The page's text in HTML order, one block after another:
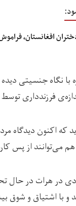
افغانستان،
با نگاه جنسیتی
فرزندداری
که اکنون
می‌توانند از پس
در هرات در حال
و با اشتیاق و